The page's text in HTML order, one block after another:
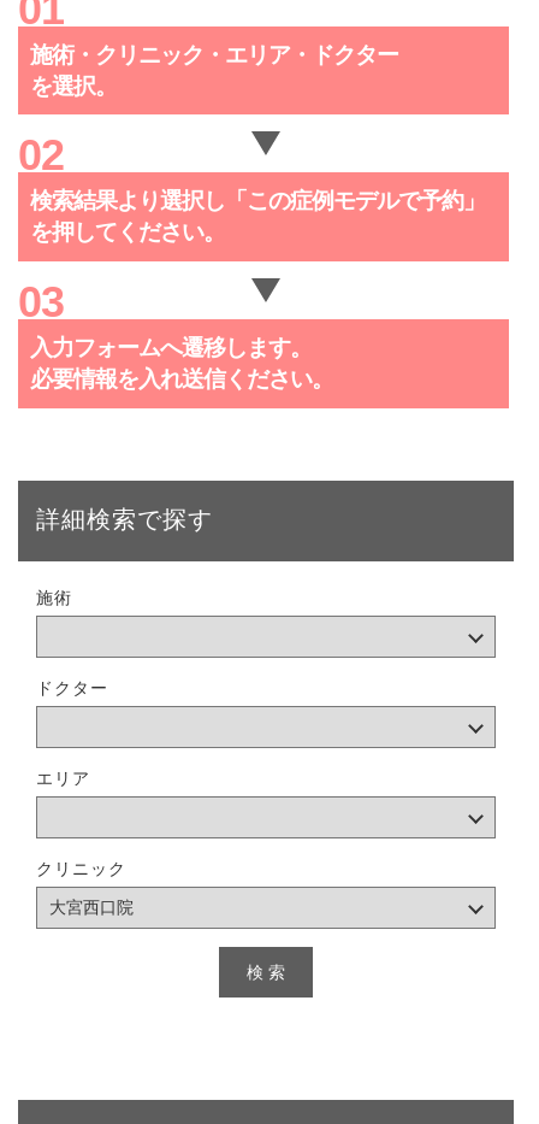
施術・クリニック・ エリア・ドクター
を選択。
検索結果より選択し「この症例モデルで予約」
を押してください。
入力フォームへ遷移します。
必要情報を入れ送信ください。
詳細検索で探す
施術
ドクター
エリア
クリニック